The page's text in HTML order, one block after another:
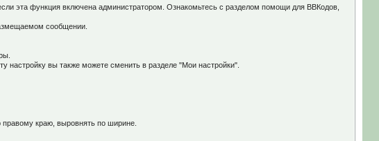
эта функция включена администратором. Ознакомьтесь с разделом помощи для ВВКодов,
сообщении.
вы также можете сменить в разделе "Мои настройки".
правому краю, выровнять по ширине.